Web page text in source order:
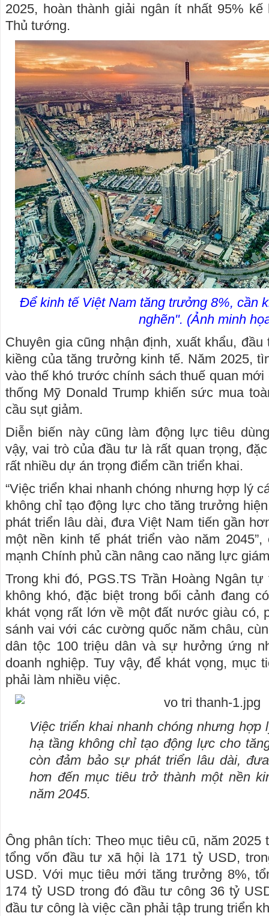
2025, hoàn thành giải ngân ít nhất 95%
Thủ tướng.
Để kinh tế Việt Nam tăng trưởng 8%, cần
nghẽn". (Ảnh minh
Chuyên gia cũng nhận định, xuất khẩu,
kiềng của tăng trưởng kinh tế. Năm 2025,
vào thế khó trước chính sách thuế quan mới
thống Mỹ Donald Trump khiến sức mua
cầu sụt giảm.
Diễn biến này cũng làm động lực tiêu
vậy, vai trò của đầu tư là rất quan trọng,
rất nhiều dự án trọng điểm cần triển khai.
“Việc triển khai nhanh chóng nhưng hợp lý
không chỉ tạo động lực cho tăng trưởng
phát triển lâu dài, đưa Việt Nam tiến gần
một nền kinh tế phát triển vào năm
mạnh Chính phủ cần nâng cao năng lực
Trong khi đó, PGS.TS Trần Hoàng Ngân
không khó, đặc biệt trong bối cảnh đang
khát vọng rất lớn về một đất nước giàu có,
sánh vai với các cường quốc năm châu,
dân tộc 100 triệu dân và sự hưởng ứng
doanh nghiệp. Tuy vậy, để khát vọng, mục
phải làm nhiều việc.
Việc triển khai nhanh chóng nhưng hợp
hạ tầng không chỉ tạo động lực cho
còn đảm bảo sự phát triển lâu dài,
hơn đến mục tiêu trở thành một nền
năm 2045.
Ông phân tích: Theo mục tiêu cũ, năm
tổng vốn đầu tư xã hội là 171 tỷ USD,
USD. Với mục tiêu mới tăng trưởng 8%,
174 tỷ USD trong đó đầu tư công 36 tỷ
đầu tư công là việc cần phải tập trung triển